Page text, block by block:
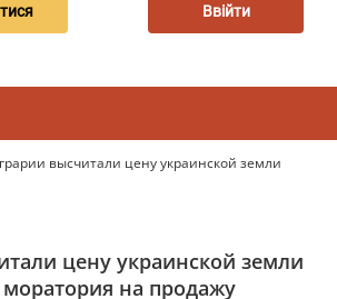
Ввійти
высчитали цену украинской земли
цену украинской земли
на продажу